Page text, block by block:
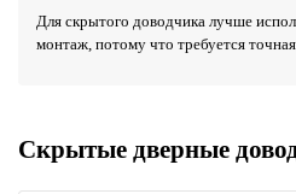
Для скрытого доводчика лучше
монтаж, потому что требуется
Скрытые дверные